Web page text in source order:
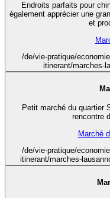
Endroits parfaits pour
également apprécier une
et
/de/vie-pratique/
itinerant/marches-
Petit marché du quartier
rencontre
Marché
/de/vie-pratique/
itinerant/marches-